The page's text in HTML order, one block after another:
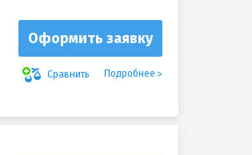
Оформить заявку
Сравнить Подробнее